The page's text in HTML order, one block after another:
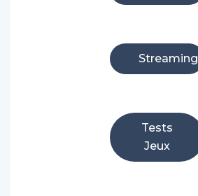
Streaming
Tests
Jeux